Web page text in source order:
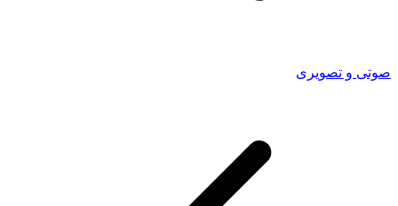
صوتی و تصویری